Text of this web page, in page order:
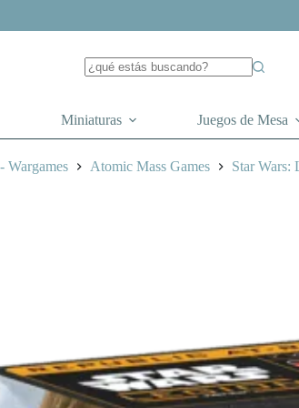
Miniaturas Juegos de Mesa
Wargames Atomic Mass Games Star Wars: